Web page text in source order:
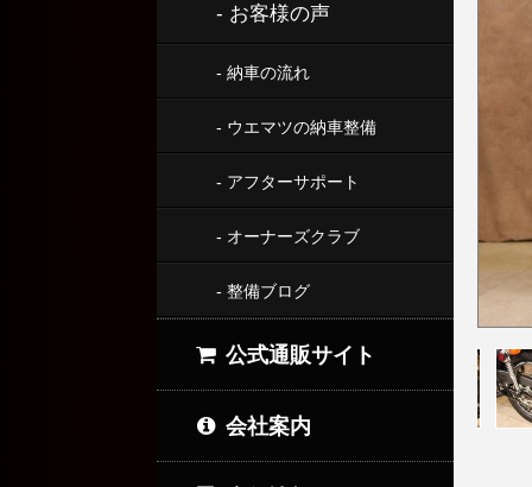
- お客様の声
- 納車の流れ
- ウエマツの納車整備
- アフターサポート
- オーナーズクラブ
- 整備ブログ
公式通販サイト
会社案内